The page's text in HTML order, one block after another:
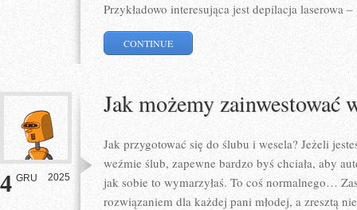
Przykładowo interesująca jest depilacja laserowa –
CONTINUE
4 GRU 2025
Jak możemy zainwestować
Jak przygotować się do ślubu i wesela? Jeżeli
weźmie ślub, zapewne bardzo byś chciała, aby
jak sobie to wymarzyłaś. To coś normalnego…
rozwiązaniem dla każdej pani młodej, a zresztą